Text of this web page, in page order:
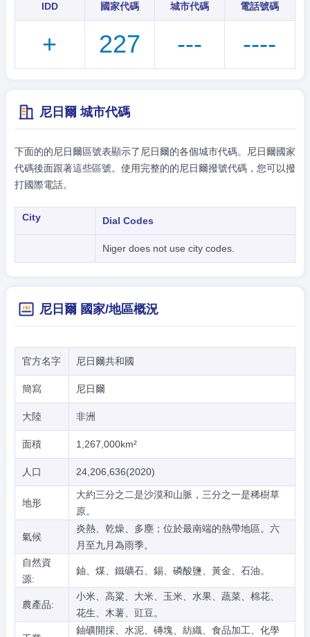
IDD 國家代碼 城市代碼 電話號碼
+ 227 --- ----
尼日爾 城市代碼
下面的的尼日爾區號表顯示了尼日爾的各個城市代碼。尼日爾國家
代碼後面跟著這些區號。使用完整的的尼日爾撥號代碼，您可以撥
打國際電話。
City Dial Codes
Niger does not use city codes.
尼日爾 國家/地區概況
官方名字 尼日爾共和國
簡寫 尼日爾
大陸 非洲
面積 1,267,000km²
人口 24,206,636(2020)
地形
大約三分之二是沙漠和山脈，三分之一是稀樹草
原。
氣候
炎熱、乾燥、多塵；位於最南端的熱帶地區。六
月至九月為雨季。
自然資
源:
鈾、煤、鐵礦石、錫、磷酸鹽、黃金、石油。
農產品:
小米、高粱、大米、玉米、水果、蔬菜、棉花、
花生、木薯、豇豆。
鈾礦開採、水泥、磚塊、紡織、食品加工、化學